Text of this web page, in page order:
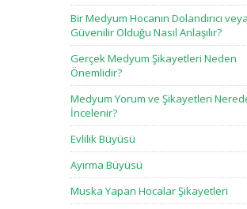
Bir Medyum Hocanın Dolandırıcı veya
Güvenilir Olduğu Nasıl Anlaşılır?
Gerçek Medyum Şikayetleri Neden
Önemlidir?
Medyum Yorum ve Şikayetleri
İncelenir?
Evlilik Büyüsü
Ayırma Büyüsü
Muska Yapan Hocalar Şikayetleri